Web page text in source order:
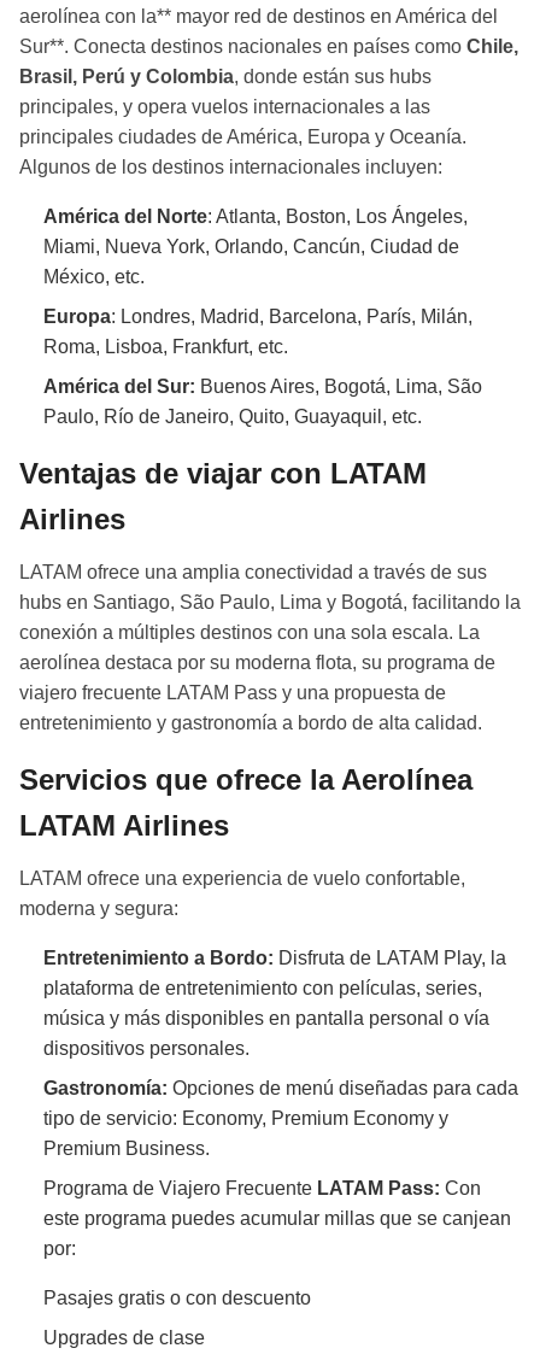
aerolínea con la** mayor red de destinos en América del
Sur**. Conecta destinos nacionales en países como Chile,
Brasil, Perú y Colombia, donde están sus hubs
principales, y opera vuelos internacionales a las
principales ciudades de América, Europa y Oceanía.
Algunos de los destinos internacionales incluyen:
América del Norte: Atlanta, Boston, Los Ángeles,
Miami, Nueva York, Orlando, Cancún, Ciudad de
México, etc.
Europa: Londres, Madrid, Barcelona, París, Milán,
Roma, Lisboa, Frankfurt, etc.
América del Sur: Buenos Aires, Bogotá, Lima, São
Paulo, Río de Janeiro, Quito, Guayaquil, etc.
Ventajas de viajar con LATAM
Airlines
LATAM ofrece una amplia conectividad a través de sus
hubs en Santiago, São Paulo, Lima y Bogotá, facilitando la
conexión a múltiples destinos con una sola escala. La
aerolínea destaca por su moderna flota, su programa de
viajero frecuente LATAM Pass y una propuesta de
entretenimiento y gastronomía a bordo de alta calidad.
Servicios que ofrece la Aerolínea
LATAM Airlines
LATAM ofrece una experiencia de vuelo confortable,
moderna y segura:
Entretenimiento a Bordo: Disfruta de LATAM Play, la
plataforma de entretenimiento con películas, series,
música y más disponibles en pantalla personal o vía
dispositivos personales.
Gastronomía: Opciones de menú diseñadas para cada
tipo de servicio: Economy, Premium Economy y
Premium Business.
Programa de Viajero Frecuente LATAM Pass: Con
este programa puedes acumular millas que se canjean
por:
Pasajes gratis o con descuento
Upgrades de clase